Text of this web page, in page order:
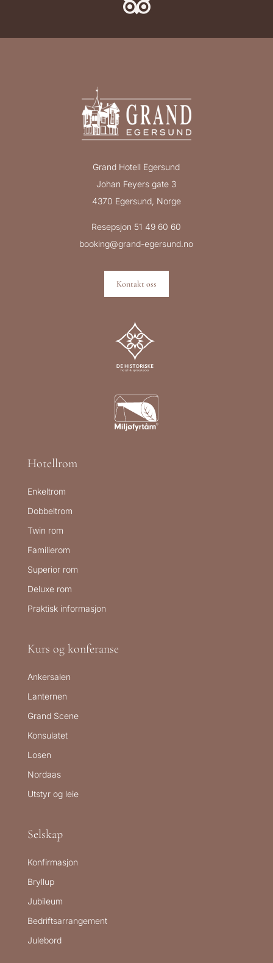

Grand Hotell Egersund
Johan Feyers gate 3
4370 Egersund, Norge
Resepsjon 51 49 60 60
booking@grand-egersund.no
Kontakt oss
Hotellrom
Enkeltrom
Dobbeltrom
Twin rom
Familierom
Superior rom
Deluxe rom
Praktisk informasjon
Kurs og konferanse
Ankersalen
Lanternen
Grand Scene
Konsulatet
Losen
Nordaas
Utstyr og leie
Selskap
Konfirmasjon
Bryllup
Jubileum
Bedriftsarrangement
Julebord